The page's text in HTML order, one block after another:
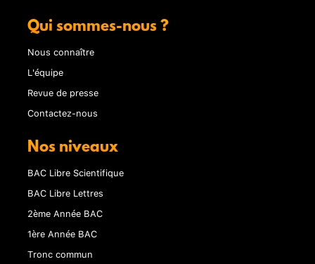
Qui sommes-nous ?
Nous connaître
L'équipe
Revue de presse
Contactez-nous
Nos niveaux
BAC Libre Scientifique
BAC Libre Lettres
2ème Année BAC
1ère Année BAC
Tronc commun